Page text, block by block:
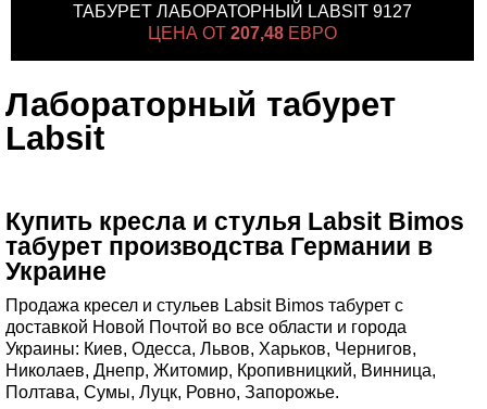
ТАБУРЕТ ЛАБОРАТОРНЫЙ LABSIT 9127
ЦЕНА ОТ 207,48 ЕВРО
Лабораторный табурет
Labsit
Купить кресла и стулья Labsit Bimos
табурет производства Германии в
Украине
Продажа кресел и стульев Labsit Bimos табурет с
доставкой Новой Почтой во все области и города
Украины: Киев, Одесса, Львов, Харьков, Чернигов,
Николаев, Днепр, Житомир, Кропивницкий, Винница,
Полтава, Сумы, Луцк, Ровно, Запорожье.